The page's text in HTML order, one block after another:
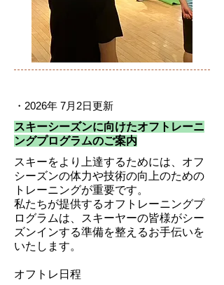
・2026年 7月2日更新
スキーシーズンに向けたオフトレーニ
ングプログラムのご案内
スキーをより上達するためには、オフ
シーズンの体力や技術の向上のための
トレーニングが重要です。
私たちが提供するオフトレーニングプ
ログラムは、スキーヤーの皆様がシー
ズンインする準備を整えるお手伝いを
いたします。​ ​
オフトレ日程